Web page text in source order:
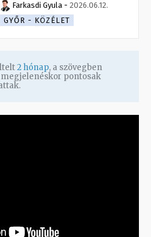
Farkasdi Gyula - 2026.06.12.
GYŐR - KÖZÉLET
2 hónap, a szövegben
pontosak